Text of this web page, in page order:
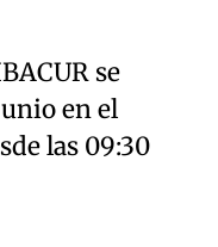
se
en el
las 09:30